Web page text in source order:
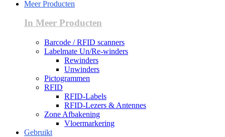
Meer Producten
In Meer Producten
Barcode / RFID scanners
Labelmate Un/Re-winders
Rewinders
Unwinders
Pictogrammen
RFID
RFID-Labels
RFID-Lezers & Antennes
Zone Afbakening
Vloermarkering
Gebruikt